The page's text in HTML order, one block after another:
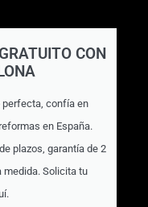
CON
perfecta, confía en
en España.
plazos, garantía de 2
medida. Solicita tu